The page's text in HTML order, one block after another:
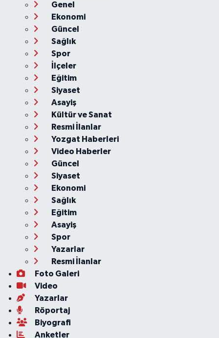
Genel
Ekonomi
Güncel
Sağlık
Spor
İlçeler
Eğitim
Siyaset
Asayiş
Kültür ve Sanat
Resmi İlanlar
Yozgat Haberleri
Video Haberler
Güncel
Siyaset
Ekonomi
Sağlık
Eğitim
Asayiş
Spor
Yazarlar
Resmi İlanlar
Foto Galeri
Video
Yazarlar
Röportaj
Biyografi
Anketler